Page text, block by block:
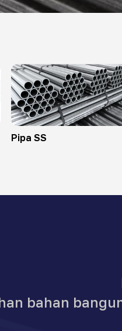
Pipa SS
bahan